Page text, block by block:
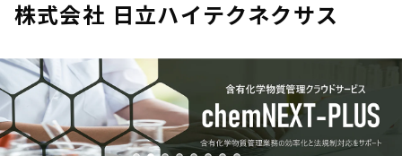
株式会社 日立ハイテクネクサス